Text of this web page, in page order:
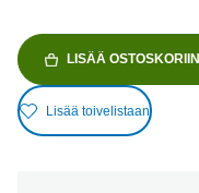
LISÄÄ OSTOSKORIIN
Lisää toivelistaan